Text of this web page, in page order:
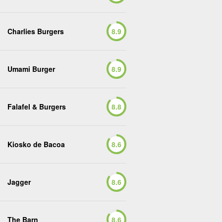
Charlies Burgers 8.9
Umami Burger 8.9
Falafel & Burgers 8.8
Kiosko de Bacoa 8.6
Jagger 8.6
The Barn 8.6